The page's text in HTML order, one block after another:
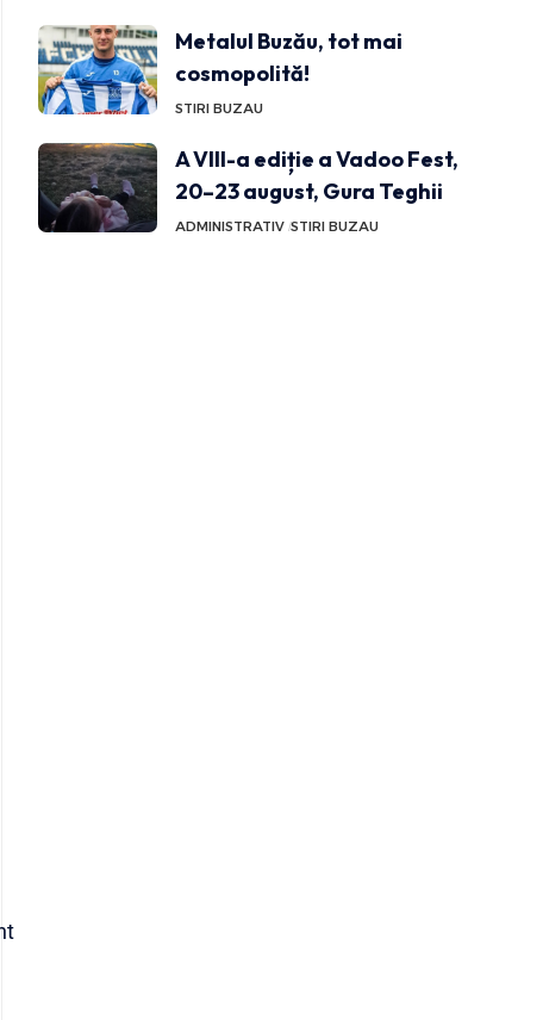
Metalul Buzău, tot mai
cosmopolită!
STIRI BUZAU
A VIII-a ediție a Vadoo Fest,
20–23 august, Gura Teghii
ADMINISTRATIV STIRI BUZAU